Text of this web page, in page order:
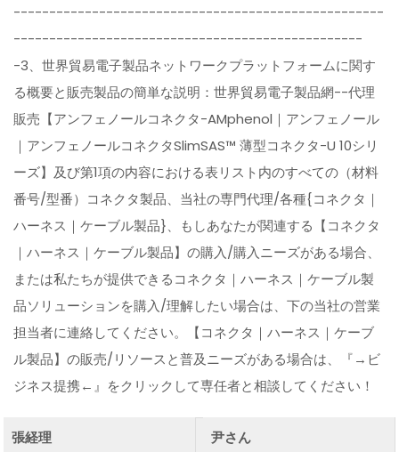
----------------------------------------------------
-------------------------------------------------
-3、世界貿易電子製品ネットワークプラットフォームに関す
る概要と販売製品の簡単な説明：世界貿易電子製品網--代理
販売【アンフェノールコネクタ-AMphenol｜アンフェノール
｜アンフェノールコネクタSlimSAS™ 薄型コネクタ-U 10シリ
ーズ】及び第1項の内容における表リスト内のすべての（材料
番号/型番）コネクタ製品、当社の専門代理/各種{コネクタ｜
ハーネス｜ケーブル製品}、もしあなたが関連する【コネクタ
｜ハーネス｜ケーブル製品】の購入/購入ニーズがある場合、
または私たちが提供できるコネクタ｜ハーネス｜ケーブル製
品ソリューションを購入/理解したい場合は、下の当社の営業
担当者に連絡してください。【コネクタ｜ハーネス｜ケーブ
ル製品】の販売/リソースと普及ニーズがある場合は、『→ビ
ジネス提携←』をクリックして専任者と相談してください！
張経理
尹さん